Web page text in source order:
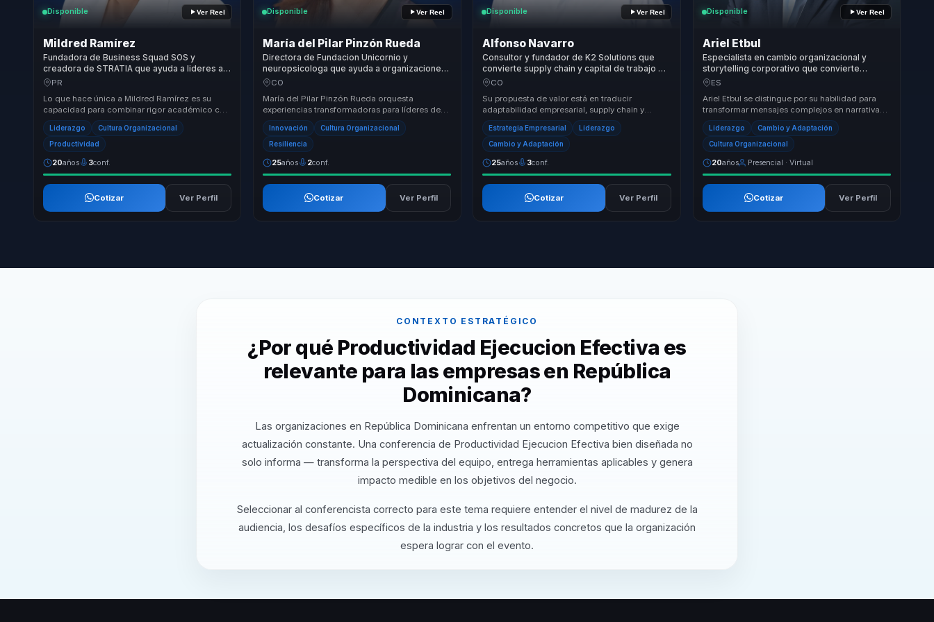
Disponible Ver Reel
Mildred Ramírez
Fundadora de Business Squad SOS y
creadora de STRATIA que ayuda a lideres a
convertir IA y neurociencia en innovacion
PR
Lo que hace única a Mildred Ramírez es su
capacidad para combinar rigor académico con
una visión estratégica y un storytelling práctico.
...Liderazgo Cultura Organizacional
Productividad
20años 3conf.
Cotizar Ver Perfil
Disponible Ver Reel
María del Pilar Pinzón Rueda
Directora de Fundacion Unicornio y
neuropsicologa que ayuda a organizaciones
a convertir adaptacion al cambio en
CO
María del Pilar Pinzón Rueda orquesta
experiencias transformadoras para líderes de
transformación, aprendizaje e innovación
organizaciona...
Innovación Cultura Organizacional
Resiliencia
25años 2conf.
Cotizar Ver Perfil
Disponible Ver Reel
Alfonso Navarro
Consultor y fundador de K2 Solutions que
convierte supply chain y capital de trabajo en
decisiones ejecutivas para lideres.
CO
Su propuesta de valor está en traducir
adaptabilidad empresarial, supply chain y
estrategia operativa a decisiones aplicables. No
se qued...
Estrategia Empresarial Liderazgo
Cambio y Adaptación
25años 3conf.
Cotizar Ver Perfil
Disponible Ver Reel
Ariel Etbul
Especialista en cambio organizacional y
storytelling corporativo que convierte
creatividad en mensajes memorables, acción
ES
Ariel Etbul se distingue por su habilidad para
transformar mensajes complejos en narrativas
memorables que impulsan la acción. Su
enfoque...
Liderazgo Cambio y Adaptación
Cultura Organizacional
20años Presencial · Virtual
Cotizar Ver Perfil
CONTEXTO ESTRATÉGICO
¿Por qué Productividad Ejecucion Efectiva es
relevante para las empresas en República
Dominicana?
Las organizaciones en República Dominicana enfrentan un entorno competitivo que exige
actualización constante. Una conferencia de Productividad Ejecucion Efectiva bien diseñada no
solo informa — transforma la perspectiva del equipo, entrega herramientas aplicables y genera
impacto medible en los objetivos del negocio.
Seleccionar al conferencista correcto para este tema requiere entender el nivel de madurez de la
audiencia, los desafíos específicos de la industria y los resultados concretos que la organización
espera lograr con el evento.